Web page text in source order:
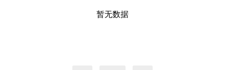
暂无数据